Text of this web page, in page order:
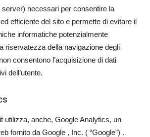
necessari per consentire la
efficiente del sito e permette di evitare il
informatiche potenzialmente
riservatezza della navigazione degli
consentono l’acquisizione di dati
dell’utente.
utilizza, anche, Google Analytics, un
fornito da Google , Inc. ( “Google”) .